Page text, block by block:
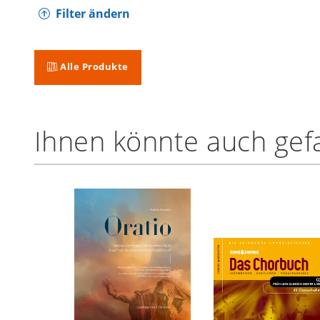
Filter ändern
Alle Produkte
Ihnen könnte auch